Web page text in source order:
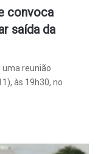
convoca
saída da
uma reunião
às 19h30, no